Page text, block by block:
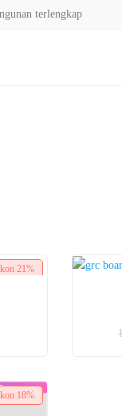
terlengkap
21%
18%